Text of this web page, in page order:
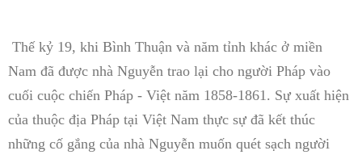
Thế kỷ 19, khi Bình Thuận và năm tỉnh khác ở miền
Nam đã được nhà Nguyễn trao lại cho người Pháp vào
cuối cuộc chiến Pháp - Việt năm 1858-1861. Sự xuất hiện
của thuộc địa Pháp tại Việt Nam thực sự đã kết thúc
những cố gắng của nhà Nguyễn muốn quét sạch người